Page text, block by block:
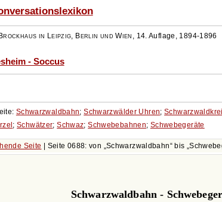
Brockhaus in Leipzig, Berlin und Wien , 14. Auflage, 1894-1896
- Soccus
Schwarzwaldbahn;Schwarzwälder Uhren;
;Schwätzer;Schwaz;Schwebebahnen; Schwebegeräte
Seite | Seite 0688: von Schwarzwaldbahn bis
Schwarzwaldbahn -